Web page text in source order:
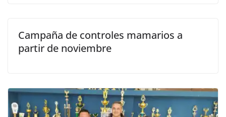
Campaña de controles mamarios a
partir de noviembre